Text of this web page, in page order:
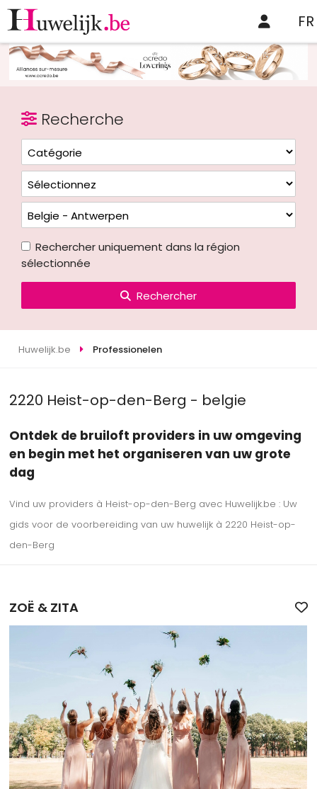
FR
Recherche
Rechercher uniquement dans la région
sélectionnée
Rechercher
Huwelijk.be Professionelen
2220 Heist-op-den-Berg - belgie
Ontdek de bruiloft providers in uw omgeving
en begin met het organiseren van uw grote
dag
Vind uw providers à Heist-op-den-Berg avec Huwelijk.be : Uw
gids voor de voorbereiding van uw huwelijk à 2220 Heist-op-
den-Berg
ZOË & ZITA